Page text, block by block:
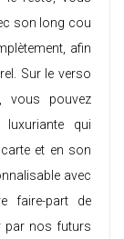
son long cou
afin
Sur le verso
vous pouvez
qui
et en son
avec
faire-part de
par nos futurs